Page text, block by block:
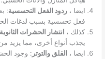
ايضا ،ردود الفعل التحسسية:
فعل تحسسية بسبب لدغات
كذلك ، انتشار الحشرات الثانوية
يجذب أنواع أخرى، مما يزيد
ايضا ، القلق والتوتر : وجود